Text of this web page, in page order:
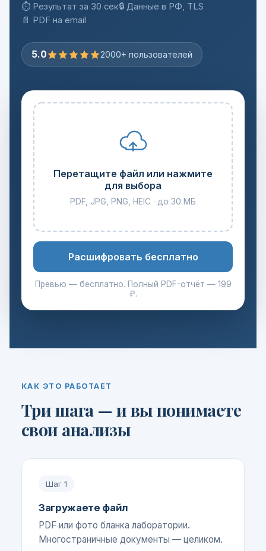
⏱ Результат за 30 сек🔒 Данные в РФ, TLS
📄 PDF на email
5.0 2000+ пользователей
Перетащите файл или нажмите
для выбора
PDF, JPG, PNG, HEIC · до 30 МБ
Расшифровать бесплатно
Превью — бесплатно. Полный PDF-отчёт — 199
₽.
КАК ЭТО РАБОТАЕТ
Три шага — и вы понимаете
свои анализы
Шаг 1
Загружаете файл
PDF или фото бланка лаборатории.
Многостраничные документы — целиком.